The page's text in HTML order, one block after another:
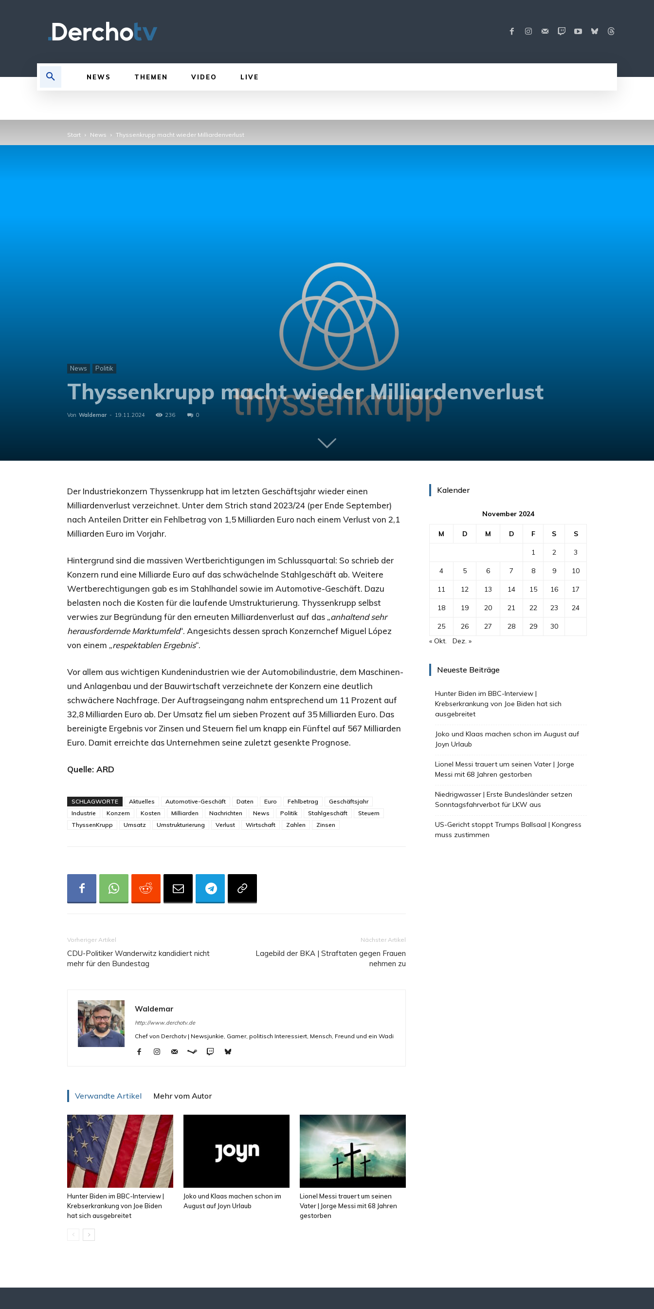
NEWS THEMEN VIDEO LIVE
Start News Thyssenkrupp macht wieder Milliardenverlust
News Politik
Thyssenkrupp macht wieder Milliardenverlust
Von Waldemar - 19.11.2024 236 0
Der Industriekonzern Thyssenkrupp hat im letzten Geschäftsjahr wieder einen
Milliardenverlust verzeichnet. Unter dem Strich stand 2023/24 (per Ende September)
nach Anteilen Dritter ein Fehlbetrag von 1,5 Milliarden Euro nach einem Verlust von 2,1
Milliarden Euro im Vorjahr.
Hintergrund sind die massiven Wertberichtigungen im Schlussquartal: So schrieb der
Konzern rund eine Milliarde Euro auf das schwächelnde Stahlgeschäft ab. Weitere
Wertberechtigungen gab es im Stahlhandel sowie im Automotive-Geschäft. Dazu
belasten noch die Kosten für die laufende Umstrukturierung. Thyssenkrupp selbst
verwies zur Begründung für den erneuten Milliardenverlust auf das „anhaltend sehr
herausfordernde Marktumfeld“. Angesichts dessen sprach Konzernchef Miguel López
von einem „respektablen Ergebnis“.
Vor allem aus wichtigen Kundenindustrien wie der Automobilindustrie, dem Maschinen-
und Anlagenbau und der Bauwirtschaft verzeichnete der Konzern eine deutlich
schwächere Nachfrage. Der Auftragseingang nahm entsprechend um 11 Prozent auf
32,8 Milliarden Euro ab. Der Umsatz fiel um sieben Prozent auf 35 Milliarden Euro. Das
bereinigte Ergebnis vor Zinsen und Steuern fiel um knapp ein Fünftel auf 567 Milliarden
Euro. Damit erreichte das Unternehmen seine zuletzt gesenkte Prognose.
Quelle: ARD
SCHLAGWORTE Aktuelles Automotive-Geschäft Daten Euro Fehlbetrag
Geschäftsjahr
Industrie
Konzern Kosten Milliarden Nachrichten News Politik Stahlgeschäft
Steuern
ThyssenKrupp
Umsatz Umstrukturierung Verlust Wirtschaft Zahlen Zinsen
Vorheriger Artikel
CDU-Politiker Wanderwitz kandidiert nicht
mehr für den Bundestag
Nächster Artikel
Lagebild der BKA | Straftaten gegen Frauen
nehmen zu
Waldemar
http://www.derchotv.de
Chef von Derchotv | Newsjunkie, Gamer, politisch Interessiert, Mensch, Freund und ein Wadi
Verwandte Artikel Mehr vom Autor
Hunter Biden im BBC-Interview |
Krebserkrankung von Joe Biden
hat sich ausgebreitet
Joko und Klaas machen schon im
August auf Joyn Urlaub
Lionel Messi trauert um seinen
Vater | Jorge Messi mit 68 Jahren
gestorben
Kalender
November 2024
M D M D F S S
1 2 3
4 5 6 7 8 9 10
11 12 13 14 15 16 17
18 19 20 21 22 23 24
25 26 27 28 29
30
« Okt.
Dez. »
Neueste Beiträge
Hunter Biden im BBC-Interview |
Krebserkrankung von Joe Biden hat sich
ausgebreitet
Joko und Klaas machen schon im August auf
Joyn Urlaub
Lionel Messi trauert um seinen Vater | Jorge
Messi mit 68 Jahren gestorben
Niedrigwasser | Erste Bundesländer setzen
Sonntagsfahrverbot für LKW aus
US-Gericht stoppt Trumps Ballsaal | Kongress
muss zustimmen